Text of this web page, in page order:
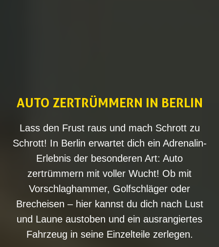
AUTO ZERTRÜMMERN IN BERLIN
Lass den Frust raus und mach Schrott zu
Schrott! In Berlin erwartet dich ein Adrenalin-
Erlebnis der besonderen Art: Auto
zertrümmern mit voller Wucht! Ob mit
Vorschlaghammer, Golfschläger oder
Brecheisen – hier kannst du dich nach Lust
und Laune austoben und ein ausrangiertes
Fahrzeug in seine Einzelteile zerlegen.